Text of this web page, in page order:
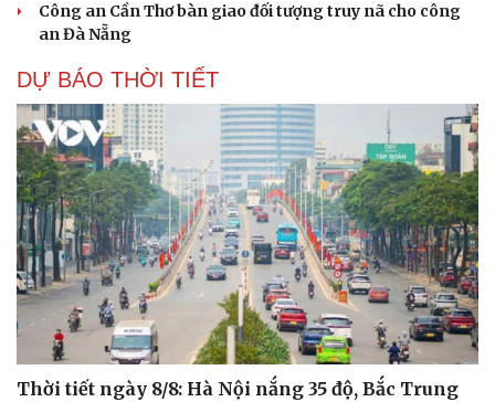
Văn hóa
Văn học
Âm nhạc
Di sản
Sao Việt
Công an Cần Thơ bàn giao đối tượng truy nã cho công
an Đà Nẵng
DỰ BÁO THỜI TIẾT
Thời tiết ngày 8/8: Hà Nội nắng 35 độ, Bắc Trung